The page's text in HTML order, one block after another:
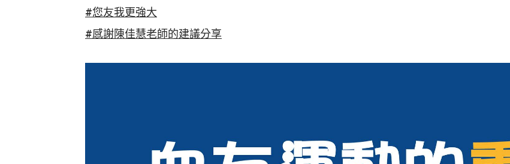
#您友我更強大
#感謝陳佳慧老師的建議分享